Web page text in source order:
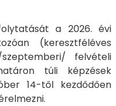
a 2026. évi
(keresztféléves
felvételi
túli képzések
14-től kezdődően